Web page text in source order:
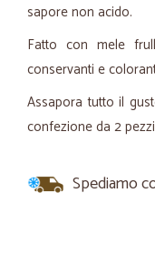
sapore non acido.
Fatto con mele
conservanti e
Assapora tutto il
confezione da 2
Spediamo